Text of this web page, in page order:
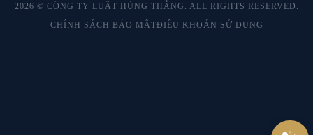
CHÍNH SÁCH BẢO MẬTĐIỀU KHOẢN SỬ DỤNG
2026 © CÔNG TY LUẬT HÙNG THẮNG. ALL RIGHTS RESERVED.